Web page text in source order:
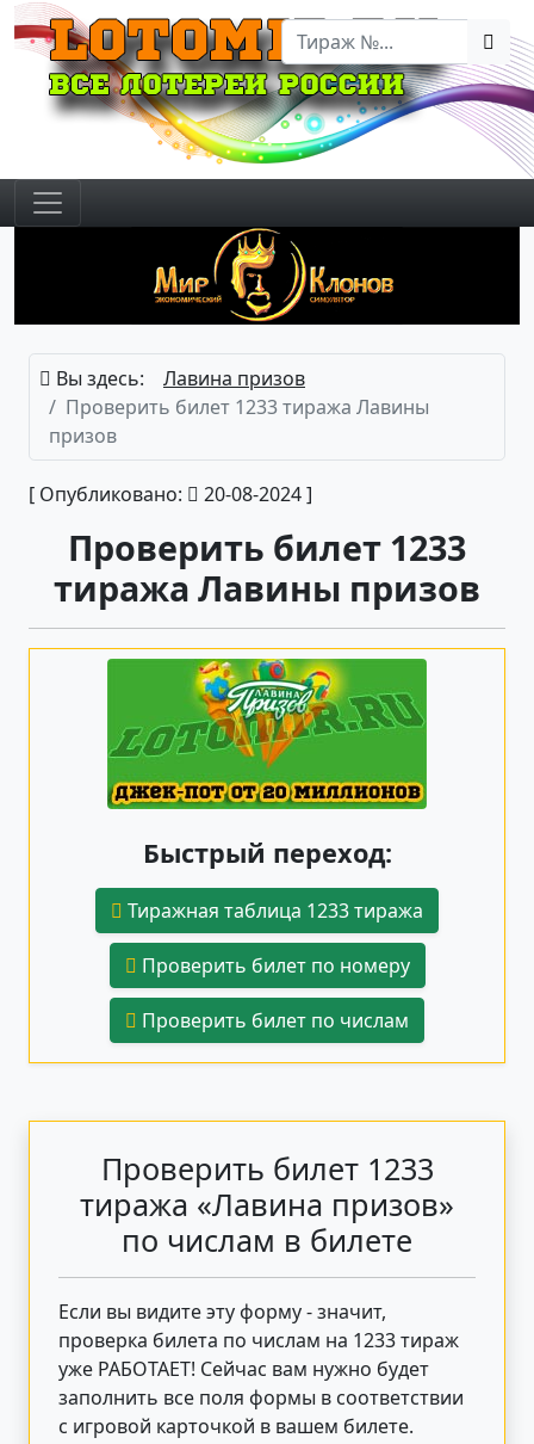
Вы здесь:
Лавина призов
Проверить билет 1233 тиража Лавины
призов
[ Опубликовано: 20-08-2024 ]
Проверить билет 1233
тиража Лавины призов
Быстрый переход:
Тиражная таблица 1233 тиража
Проверить билет по номеру
Проверить билет по числам
Проверить билет 1233
тиража «Лавина призов»
по числам в билете
Если вы видите эту форму - значит,
проверка билета по числам на 1233 тираж
уже РАБОТАЕТ! Сейчас вам нужно будет
заполнить все поля формы в соответствии
с игровой карточкой в вашем билете.